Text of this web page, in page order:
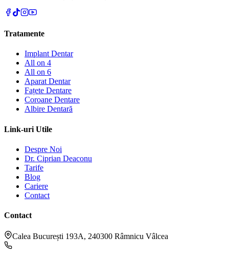
Tratamente
Implant Dentar
All on 4
All on 6
Aparat Dentar
Fațete Dentare
Coroane Dentare
Albire Dentară
Link-uri Utile
Despre Noi
Dr. Ciprian Deaconu
Tarife
Blog
Cariere
Contact
Contact
Calea București 193A, 240300 Râmnicu Vâlcea